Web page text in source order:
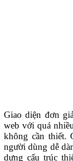
Giao diện đơn
web với quá
không cần thiết.
người dùng dễ
dựng cấu trúc